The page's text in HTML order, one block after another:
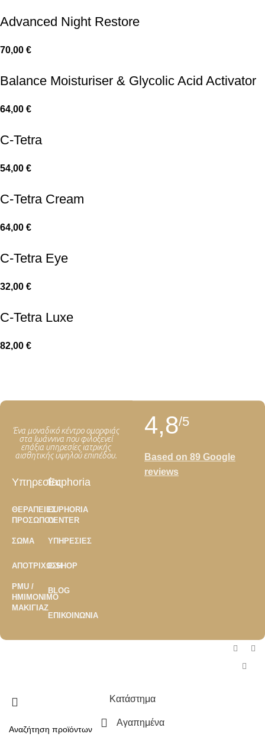
Advanced Night Restore
70,00 €
Balance Moisturiser & Glycolic Acid Activator
64,00 €
C-Tetra
54,00 €
C-Tetra Cream
64,00 €
C-Tetra Eye
32,00 €
C-Tetra Luxe
82,00 €
Ένα μοναδικό κέντρο ομορφιάς
στα Ιωάννινα που φιλοξενεί
επάξια υπηρεσίες ιατρικής
αισθητικής υψηλού επιπέδου.
Υπηρεσίες
ΘΕΡΑΠΕΊΕΣ
ΠΡΟΣΏΠΟΥ
ΣΏΜΑ
ΑΠΟΤΡΊΧΩΣΗ
PMU /
ΗΜΙΜΌΝΙΜΟ
ΜΑΚΙΓΙΆΖ
Euphoria
EUPHORIA
CENTER
ΥΠΗΡΕΣΊΕΣ
E-SHOP
BLOG
ΕΠΙΚΟΙΝΩΝΊΑ
4,8/5
Based on 89 Google
reviews
Κατάστημα
Αγαπημένα